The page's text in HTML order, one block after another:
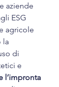
aziende
ESG
agricole
la
di
e
l’impronta